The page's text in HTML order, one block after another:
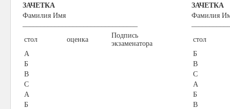
ЗАЧЕТКА
ЗАЧЕТКА
Фамилия Имя
Фамилия
стол оценка
Подпись
экзаменатора
А
Б
В
C
А
Б
стол
Б
В
C
А
Б
В